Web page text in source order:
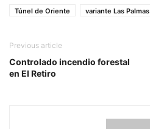
Túnel de Oriente
variante Las Palmas
Previous article
Controlado incendio forestal
en El Retiro